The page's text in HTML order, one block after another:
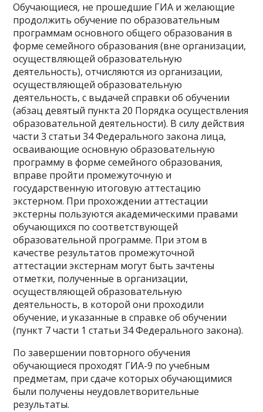
Обучающиеся, не прошедшие ГИА и желающие
продолжить обучение по образовательным
программам основного общего образования в
форме семейного образования (вне организации,
осуществляющей образовательную
деятельность), отчисляются из организации,
осуществляющей образовательную
деятельность, с выдачей справки об обучении
(абзац девятый пункта 20 Порядка осуществления
образовательной деятельности). В силу действия
части 3 статьи 34 Федерального закона лица,
осваивающие основную образовательную
программу в форме семейного образования,
вправе пройти промежуточную и
государственную итоговую аттестацию
экстерном. При прохождении аттестации
экстерны пользуются академическими правами
обучающихся по соответствующей
образовательной программе. При этом в
качестве результатов промежуточной
аттестации экстернам могут быть зачтены
отметки, полученные в организации,
осуществляющей образовательную
деятельность, в которой они проходили
обучение, и указанные в справке об обучении
(пункт 7 части 1 статьи 34 Федерального закона).
По завершении повторного обучения
обучающиеся проходят ГИА-9 по учебным
предметам, при сдаче которых обучающимися
были получены неудовлетворительные
результаты.